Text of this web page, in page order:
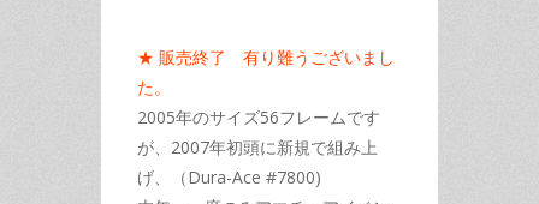
★ 販売終了 有り難うございまし
た。
2005年のサイズ56フレームです
が、2007年初頭に新規で組み上
げ、（Dura-Ace #7800)